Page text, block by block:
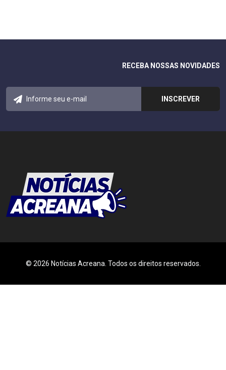
RECEBA NOSSAS NOVIDADES
© 2026 Notícias Acreana. Todos os direitos reservados.